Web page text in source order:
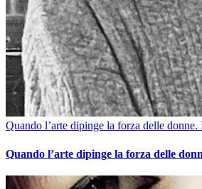
Quando l’arte dipinge la forza delle
Quando l’arte dipinge la forza delle